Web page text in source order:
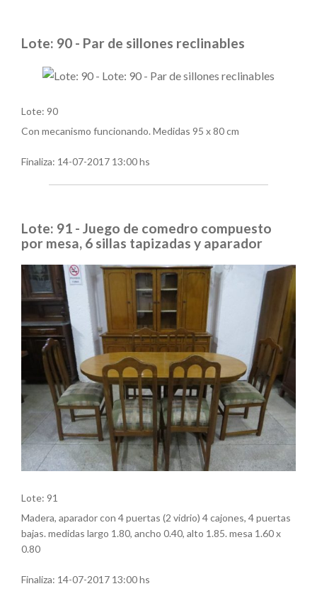
Lote: 90 - Par de sillones reclinables
Lote: 90
Con mecanismo funcionando. Medidas 95 x 80 cm
Finaliza: 14-07-2017 13:00 hs
Lote: 91 - Juego de comedro compuesto
por mesa, 6 sillas tapizadas y aparador
Lote: 91
Madera, aparador con 4 puertas (2 vidrio) 4 cajones, 4 puertas
bajas. medidas largo 1.80, ancho 0.40, alto 1.85. mesa 1.60 x
0.80
Finaliza: 14-07-2017 13:00 hs